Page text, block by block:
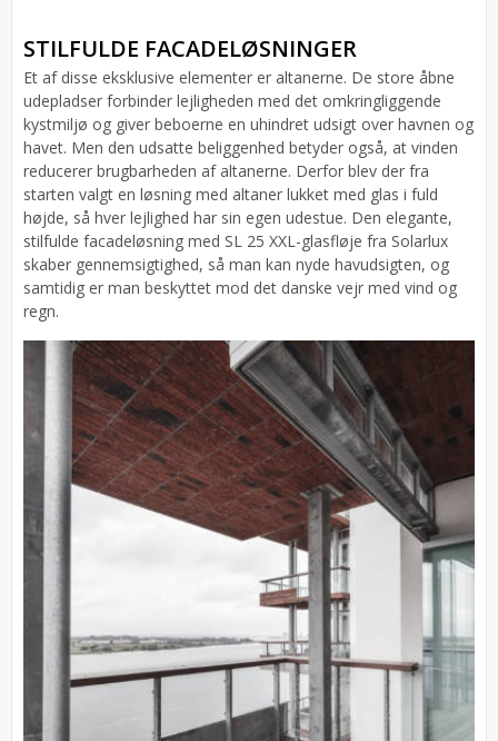
STILFULDE FACADELØSNINGER
Et af disse eksklusive elementer er altanerne. De store åbne
udepladser forbinder lejligheden med det omkringliggende
kystmiljø og giver beboerne en uhindret udsigt over havnen og
havet. Men den udsatte beliggenhed betyder også, at vinden
reducerer brugbarheden af altanerne. Derfor blev der fra
starten valgt en løsning med altaner lukket med glas i fuld
højde, så hver lejlighed har sin egen udestue. Den elegante,
stilfulde facadeløsning med SL 25 XXL-glasfløje fra Solarlux
skaber gennemsigtighed, så man kan nyde havudsigten, og
samtidig er man beskyttet mod det danske vejr med vind og
regn.